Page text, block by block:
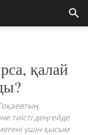
қалай
тиісті деңгейде
үшін қысым